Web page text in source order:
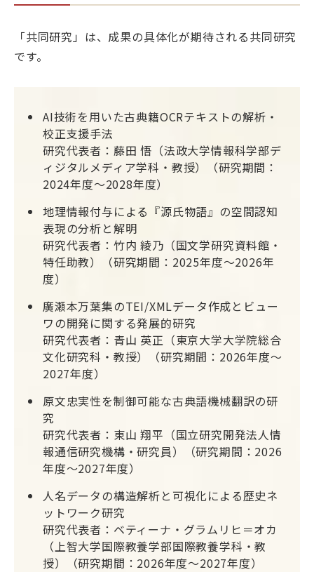
「共同研究」は、成果の具体化が期待される共同研究
です。
AI技術を用いた古典籍OCRテキストの解析・
校正支援手法
研究代表者：藤田 悟（法政大学情報科学部デ
ィジタルメディア学科・教授）（研究期間：
2024年度～2028年度）
地理情報付与による『源氏物語』の空間認知
表現の分析と解明
研究代表者：竹内 綾乃（国文学研究資料館・
特任助教）（研究期間：2025年度～2026年
度）
廣瀬本万葉集のTEI/XMLデータ作成とビュー
ワの開発に関する発展的研究
研究代表者：青山 英正（東京大学大学院総合
文化研究科・教授）（研究期間：2026年度～
2027年度）
原文忠実性を制御可能な古典語機械翻訳の研
究
研究代表者：東山 翔平（国立研究開発法人情
報通信研究機構・研究員）（研究期間：2026
年度～2027年度）
人名データの構造解析と可視化による歴史ネ
ットワーク研究
研究代表者：ベティーナ・グラムリヒ＝オカ
（上智大学国際教養学部国際教養学科・教
授）（研究期間：2026年度～2027年度）